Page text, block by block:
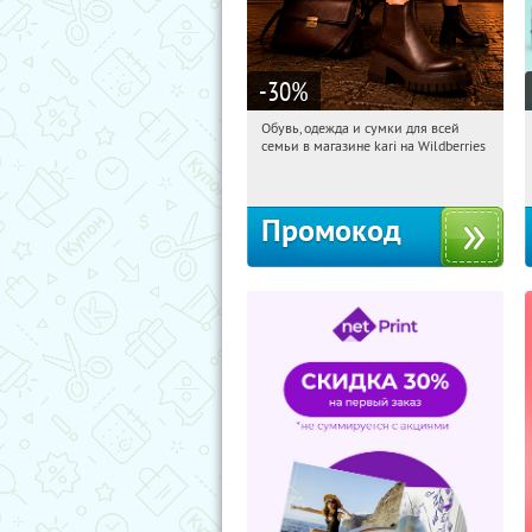
-30%
16:22:48 Получили:
Обувь, одежда и сумки для всей
семьи в магазине kari на Wildberries
Промокод